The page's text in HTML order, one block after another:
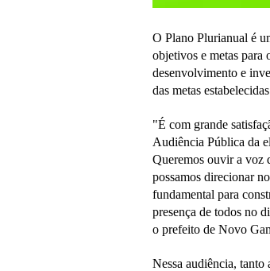
O Plano Plurianual é
objetivos e metas para
desenvolvimento e
das metas
"É com grande
Audiência Pública da
Queremos ouvir a voz
possamos direcionar
fundamental para
presença de todos no
o prefeito de Novo
Nessa audiência,